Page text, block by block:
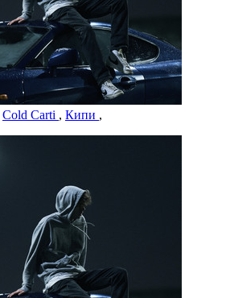
Cold Carti , Кипи ,